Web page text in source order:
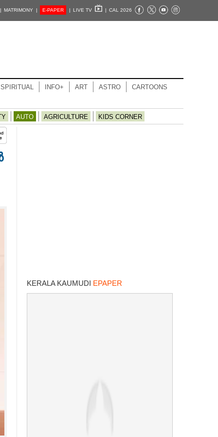
MATRIMONY | E-PAPER | LIVE TV | CAL 2026
SPIRITUAL INFO+ ART ASTRO CARTOONS
AUTO AGRICULTURE KIDS CORNER
KERALA KAUMUDI EPAPER